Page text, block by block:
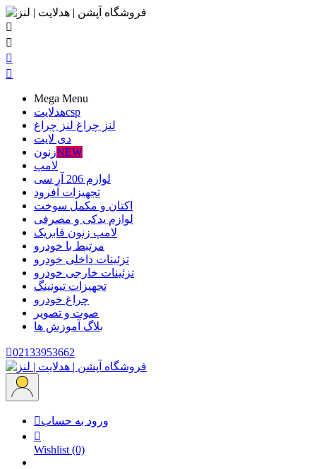




Mega Menu
هدلایتcsp
لنز چراغ لنز چراغ
دی لایت
زنونNEW
لامپ
لوازم 206 آر سی
تجهیزات آفرود
اکتان و مکمل سوخت
لوازم یدکی و مصرفی
لامپ زنون فابریک
مرتبط با خودرو
تزئینات داخلی خودرو
تزئینات خارجی خودرو
تجهیزات تیونینگ
چراغ خودرو
صوت و تصویر
بلاگ آموزش ها
02133953662
ورود به حساب

Wishlist (0)